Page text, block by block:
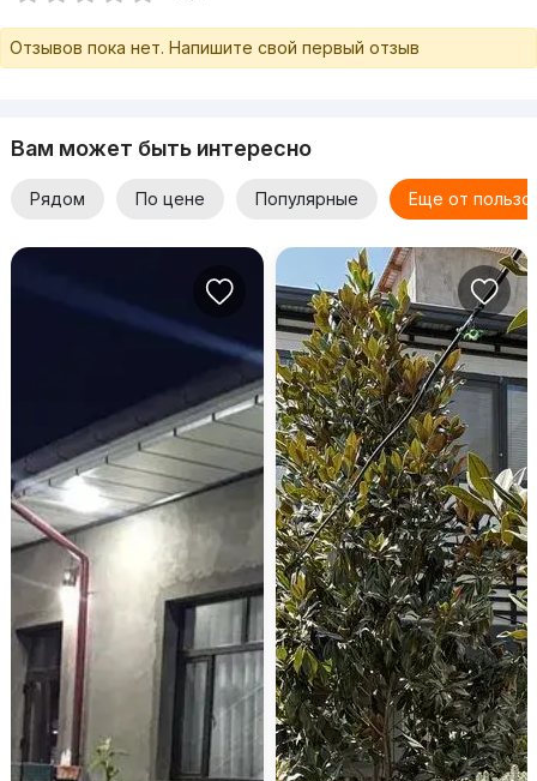
Отзывов пока нет. Напишите свой первый отзыв
Вам может быть интересно
Рядом По цене Популярные Еще от